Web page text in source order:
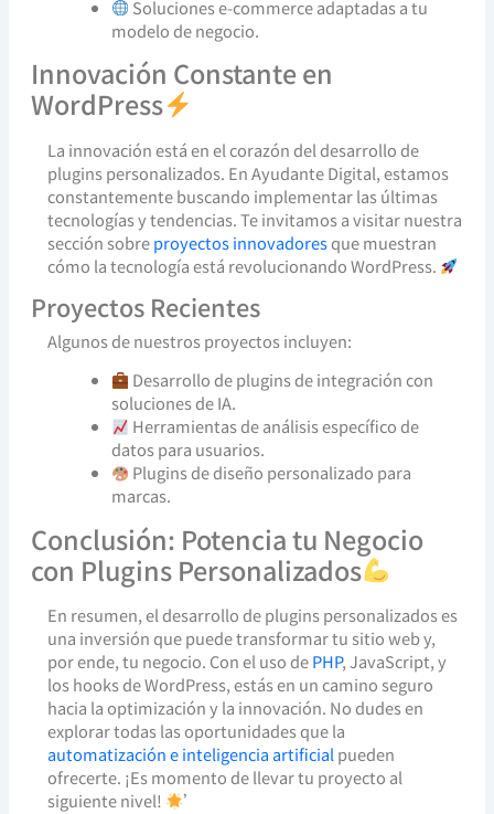
Soluciones e-commerce adaptadas a tu
modelo de negocio.
Innovación Constante en
WordPress
La innovación está en el corazón del desarrollo de
plugins personalizados. En Ayudante Digital, estamos
constantemente buscando implementar las últimas
tecnologías y tendencias. Te invitamos a visitar nuestra
sección sobreproyectos innovadoresque muestran
cómo la tecnología está revolucionando WordPress.
Proyectos Recientes
Algunos de nuestros proyectos incluyen:
Desarrollo de plugins de integración con
soluciones de IA.
Herramientas de análisis específico de
datos para usuarios.
Plugins de diseño personalizado para
marcas.
Conclusión: Potencia tu Negocio
con Plugins Personalizados
En resumen, el desarrollo de plugins personalizados es
una inversión que puede transformar tu sitio web y,
por ende, tu negocio. Con el uso dePHP, JavaScript, y
los hooks de WordPress, estás en un camino seguro
hacia la optimización y la innovación. No dudes en
explorar todas las oportunidades que la
automatización e inteligencia artificial pueden
ofrecerte. ¡Es momento de llevar tu proyecto al
siguiente nivel!
’